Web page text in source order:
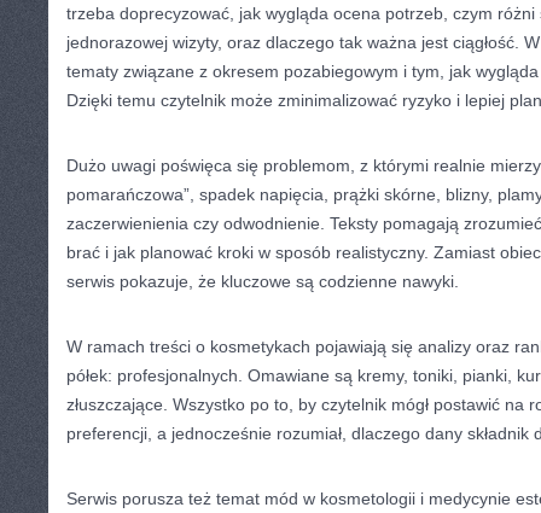
trzeba doprecyzować, jak wygląda ocena potrzeb, czym
jednorazowej wizyty, oraz dlaczego tak ważna jest ciągłość.
tematy związane z okresem pozabiegowym i tym, jak
Dzięki temu czytelnik może zminimalizować ryzyko i lepiej
Dużo uwagi poświęca się problemom, z którymi realnie
pomarańczowa”, spadek napięcia, prążki skórne, blizny,
zaczerwienienia czy odwodnienie. Teksty pomagają
brać i jak planować kroki w sposób realistyczny. Zamiast
serwis pokazuje, że kluczowe są codzienne nawyki.
W ramach treści o kosmetykach pojawiają się analizy oraz
półek: profesjonalnych. Omawiane są kremy, toniki, pianki,
złuszczające. Wszystko po to, by czytelnik mógł postawić na
preferencji, a jednocześnie rozumiał, dlaczego dany składnik
Serwis porusza też temat mód w kosmetologii i medycynie